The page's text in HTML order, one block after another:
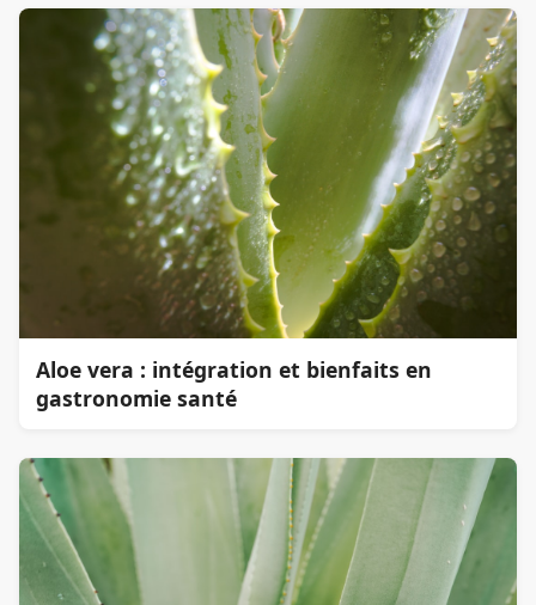
Aloe vera : intégration et bienfaits en
gastronomie santé